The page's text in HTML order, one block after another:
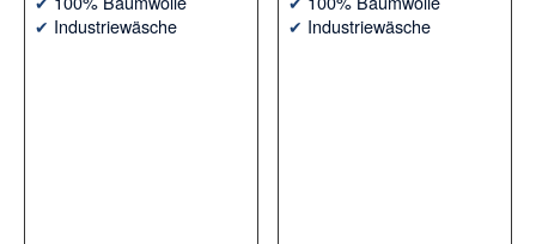
✔ Industriewäsche
✔ Industriewäsche